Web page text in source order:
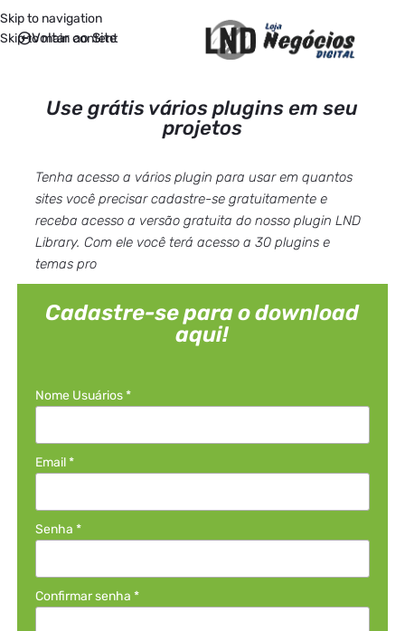
Skip to navigation
Skip to main content
Voltar ao Site
Use grátis vários plugins em seu
projetos
Tenha acesso a vários plugin para usar em quantos
sites você precisar cadastre-se gratuitamente e
receba acesso a versão gratuita do nosso plugin LND
Library. Com ele você terá acesso a 30 plugins e
temas pro
Cadastre-se para o download
aqui!
Nome Usuários*
Email*
Senha *
Confirmar senha *